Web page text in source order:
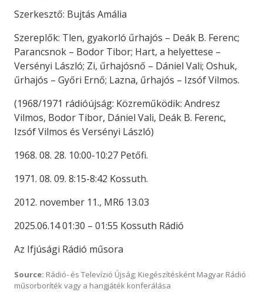
Szerkesztő: Bujtás Amália
Szereplők: Tlen, gyakorló űrhajós – Deák B. Ferenc;
Parancsnok – Bodor Tibor; Hart, a helyettese –
Versényi László; Zi, űrhajósnő – Dániel Vali; Oshuk,
űrhajós – Győri Ernő; Lazna, űrhajós – Izsóf Vilmos.
(1968/1971 rádióújság: Közreműködik: Andresz
Vilmos, Bodor Tibor, Dániel Vali, Deák B. Ferenc,
Izsóf Vilmos és Versényi László)
1968. 08. 28. 10:00-10:27 Petőfi.
1971. 08. 09. 8:15-8:42 Kossuth.
2012. november 11., MR6 13.03
2025.06.14 01:30 – 01:55 Kossuth Rádió
Az Ifjúsági Rádió műsora
Source: Rádió- és Televízió Újság; Kiegészítésként Magyar Rádió
műsorboríték vagy a hangjáték konferálása